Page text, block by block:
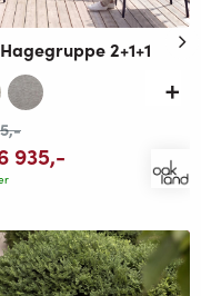
2+1+1
,-
935,-